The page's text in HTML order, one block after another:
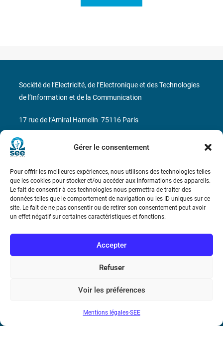
Gérer le consentement
Pour offrir les meilleures expériences, nous utilisons des technologies telles
que les cookies pour stocker et/ou accéder aux informations des appareils.
Le fait de consentir à ces technologies nous permettra de traiter des
données telles que le comportement de navigation ou les ID uniques sur ce
site. Le fait de ne pas consentir ou de retirer son consentement peut avoir
un effet négatif sur certaines caractéristiques et fonctions.
Accepter
Refuser
Voir les préférences
Mentions légales-SEE
Bicentenaire des découvertes d’André-
Marie Ampère
Conditions Générales de Vente
Mentions légales
Société de l’Electricité, de l’Electronique et des Technologies
de l’Information et de la Communication
17 rue de l’Amiral Hamelin 75116 Paris
Métro : « Boissière » Ligne 6 et « Iéna » Ligne 9
N° de SIREN : 785 393 232, Code APE : 9412Z TVA intra-
communautaire : FR44 785 393 232